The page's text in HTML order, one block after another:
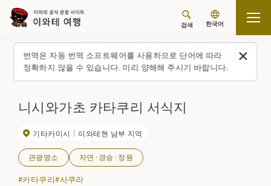
번역은 자동 번역 소프트웨어를 사용하므로 단어에 따라
정확하지 않을 수 있습니다. 미리 양해해 주시기 바랍니다.
검색 한국어
니시와가초 카타쿠리 서식지
기타카미시 이와테현 남부 지역
관광명소 자연·경승·정원
#카타쿠리#사쿠라